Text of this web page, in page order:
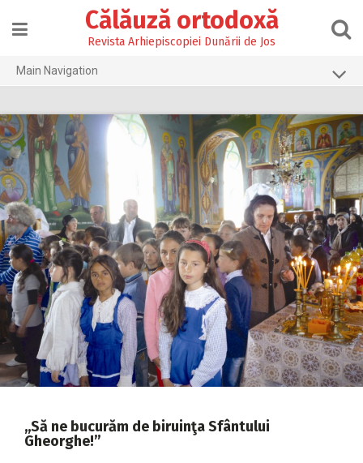
content
Călăuză ortodoxă
Revista Arhiepiscopiei Dunării de Jos
Main Navigation
2026
2025
2024
2023
2022
2021
2020
2019
2018
2016
,,Să ne bucurăm de biruinţa Sfântului
Gheorghe!”